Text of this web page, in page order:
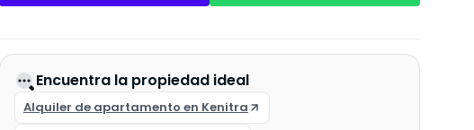
Encuentra la propiedad ideal
Alquiler de apartamento en Kenitra